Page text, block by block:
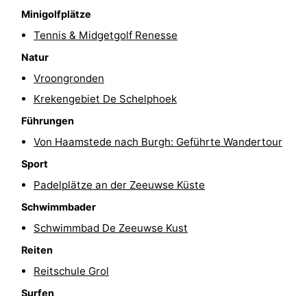
Aussichtspunkte
Attraktionen
Spielplätze
Spielplätze
Bowling
Minigolfplätze
Wellness-
Zentren
Dörfer
Städte
Natur
Führungen
Minigolfplätze
Tennis & Midgetgolf Renesse
Natur
Vroongronden
Krekengebiet De Schelphoek
Führungen
Von Haamstede nach Burgh: Geführte Wandertour
Sport
Padelplätze an der Zeeuwse Küste
Schwimmbader
Schwimmbad De Zeeuwse Kust
Reiten
Reitschule Grol
Surfen